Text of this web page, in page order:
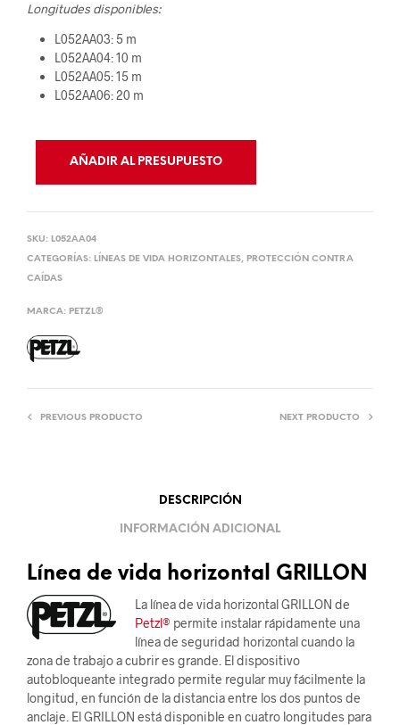
Longitudes disponibles:
L052AA03: 5 m
L052AA04: 10 m
L052AA05: 15 m
L052AA06: 20 m
AÑADIR AL PRESUPUESTO
SKU: L052AA04
CATEGORÍAS: LÍNEAS DE VIDA HORIZONTALES, PROTECCIÓN CONTRA
CAÍDAS
MARCA: PETZL®
PREVIOUS PRODUCTO NEXT PRODUCTO
DESCRIPCIÓN
INFORMACIÓN ADICIONAL
Línea de vida horizontal GRILLON
La línea de vida horizontal GRILLON de
Petzl® permite instalar rápidamente una
línea de seguridad horizontal cuando la
zona de trabajo a cubrir es grande. El dispositivo
autobloqueante integrado permite regular muy fácilmente la
longitud, en función de la distancia entre los dos puntos de
anclaje. El GRILLON está disponible en cuatro longitudes para